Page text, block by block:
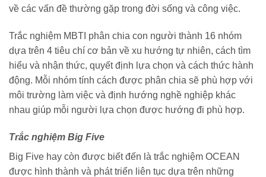
về các vấn đề thường gặp trong đời sống và công việc.
Trắc nghiệm MBTI phân chia con người thành 16 nhóm
dựa trên 4 tiêu chí cơ bản về xu hướng tự nhiên, cách tìm
hiểu và nhận thức, quyết định lựa chọn và cách thức hành
động. Mỗi nhóm tính cách được phân chia sẽ phù hợp với
môi trường làm việc và định hướng nghề nghiệp khác
nhau giúp mỗi người lựa chọn được hướng đi phù hợp.
Trắc nghiệm Big Five
Big Five hay còn được biết đến là trắc nghiệm OCEAN
được hình thành và phát triển liên tục dựa trên những